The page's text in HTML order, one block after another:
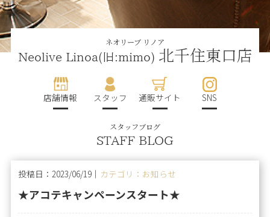
ネオリーブ リノア
Neolive Linoa(旧:mimo) 北千住東口店
店舗情報 スタッフ 通販サイト SNS
スタッフブログ
STAFF BLOG
投稿日：2023/06/19｜ カテゴリ：お知らせ
★アコテキャンペーンスタート★